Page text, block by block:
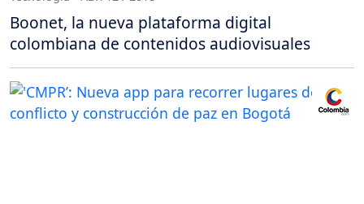
Boonet, la nueva plataforma digital
colombiana de contenidos audiovisuales